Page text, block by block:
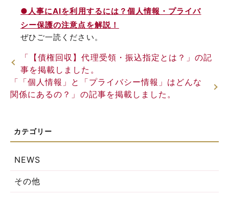
●人事にAIを利用するには？個人情報・プライバ
シー保護の注意点を解説！
ぜひご一読ください。
「【債権回収】代理受領・振込指定とは？」の記
事を掲載しました。
「「個人情報」と「プライバシー情報」はどんな
関係にあるの？」の記事を掲載しました。
NEWS
その他